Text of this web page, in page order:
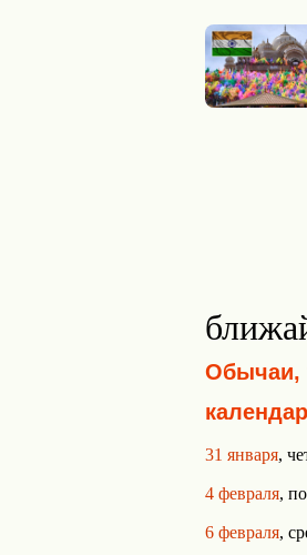
Обычаи,
31 января,
4 февраля,
6 февраля,